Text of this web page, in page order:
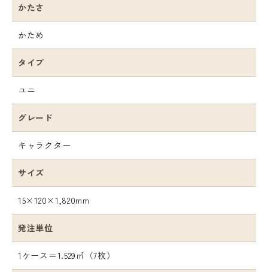
かたさ
かため
タイプ
ユニ
グレード
キャラクター
サイズ
15×120×1,820mm
発注単位
1ケース＝1.529㎡（7枚）